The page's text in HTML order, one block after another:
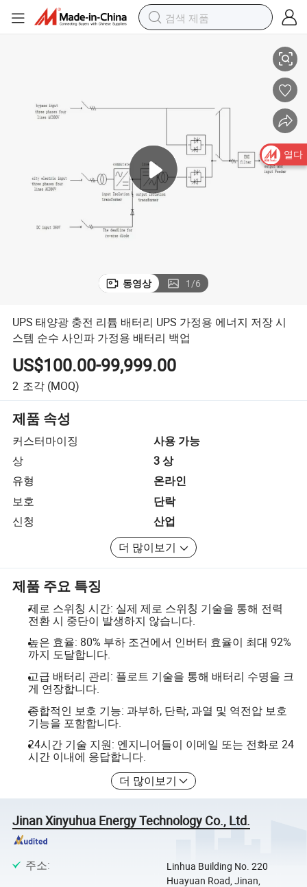
동영상 1/6
UPS 태양광 충전 리튬 배터리 UPS 가정용 에너지 저장 시
스템 순수 사인파 가정용 배터리 백업
US$100.00-99,999.00
2 조각 (MOQ)
제품 속성
커스터마이징
사용 가능
상
3 상
유형
온라인
보호
단락
신청
산업
더 많이보기
제품 주요 특징
제로 스위칭 시간: 실제 제로 스위칭 기술을 통해 전력
전환 시 중단이 발생하지 않습니다.
높은 효율: 80% 부하 조건에서 인버터 효율이 최대 92%
까지 도달합니다.
고급 배터리 관리: 플로트 기술을 통해 배터리 수명을 크
게 연장합니다.
종합적인 보호 기능: 과부하, 단락, 과열 및 역전압 보호
기능을 포함합니다.
24시간 기술 지원: 엔지니어들이 이메일 또는 전화로 24
시간 이내에 응답합니다.
더 많이보기
Jinan Xinyuhua Energy Technology Co., Ltd.
주소:
Linhua Building No. 220
Huayuan Road, Jinan,
열다